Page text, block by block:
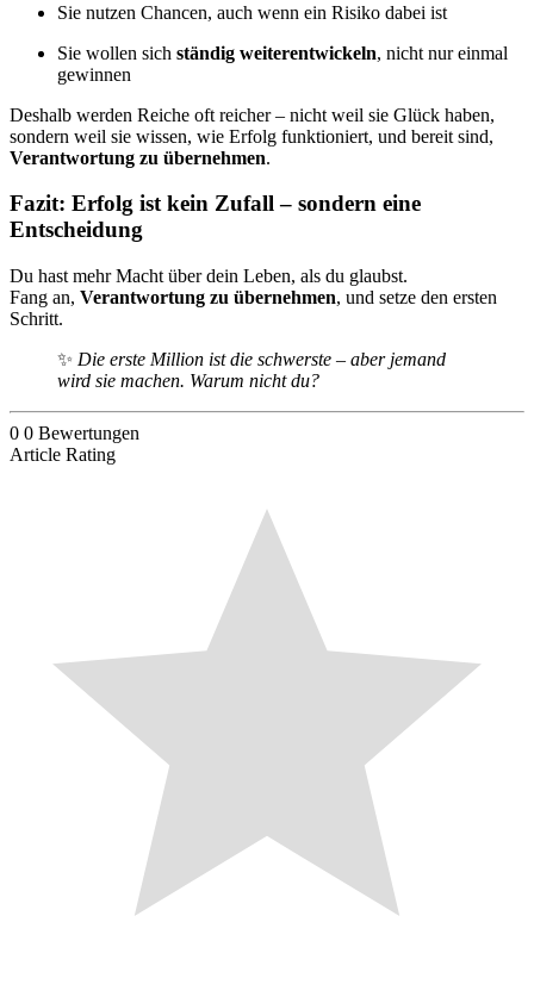
Sie nutzen Chancen, auch wenn ein Risiko dabei ist
Sie wollen sich ständig weiterentwickeln, nicht nur einmal
gewinnen
Deshalb werden Reiche oft reicher – nicht weil sie Glück haben,
sondern weil sie wissen, wie Erfolg funktioniert, und bereit sind,
Verantwortung zu übernehmen.
Fazit: Erfolg ist kein Zufall – sondern eine
Entscheidung
Du hast mehr Macht über dein Leben, als du glaubst.
Fang an, Verantwortung zu übernehmen, und setze den ersten
Schritt.
✨ Die erste Million ist die schwerste – aber jemand
wird sie machen. Warum nicht du?
0 0 Bewertungen
Article Rating